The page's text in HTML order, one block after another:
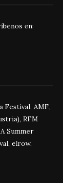
en:
Festival, AMF,
RFM
Summer
elrow,